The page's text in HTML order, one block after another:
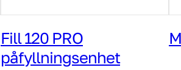
Fill 120 PRO
påfyllningsenhet